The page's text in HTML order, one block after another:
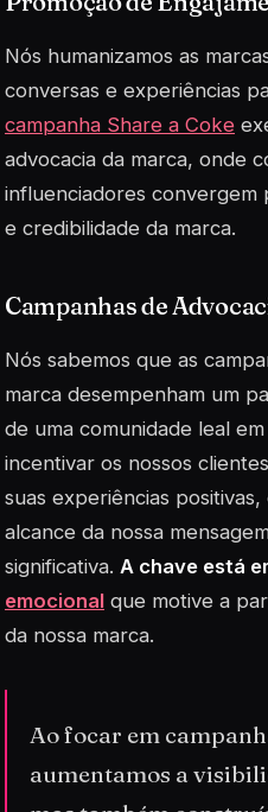
Nós humanizamos as
conversas e experiências
campanha Share a Coke
advocacia da marca, onde
influenciadores convergem
e credibilidade da marca.
Campanhas de
Nós sabemos que as
marca desempenham um
de uma comunidade leal
incentivar os nossos
suas experiências
alcance da nossa
significativa. A chave está
emocional que motive a
da nossa marca.
Ao focar em
aumentamos a